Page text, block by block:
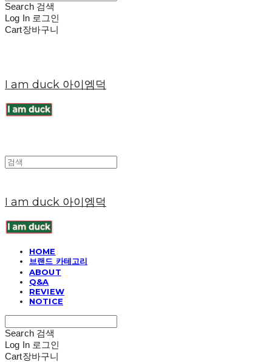
Search 검색
Log In 로그인
Cart장바구니
I am duck 아이엠덕
I am duck 아이엠덕
HOME
브랜드 카테고리
ABOUT
Q&A
REVIEW
NOTICE
Search 검색
Log In 로그인
Cart장바구니